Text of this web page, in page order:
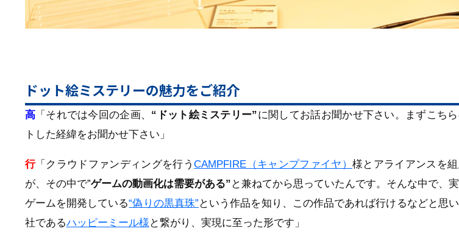
ドット絵ミステリーの魅力をご紹介
高「それでは今回の企画、 “ドット絵ミステリー”に関してお話お聞かせ下さい。まずこち
トした経緯をお聞かせ下さい」
行「クラウドファンディングを行うCAMPFIRE（キャンプファイヤ） 様とアライアンスを
が、その中で”ゲームの動画化は需要がある” と兼ねてから思っていたんです。そんな中で、
ゲームを開発している“偽りの黒真珠” という作品を知り、この作品であれば行けるなどと思
社であるハッピーミール様 と繋がり、実現に至った形です」